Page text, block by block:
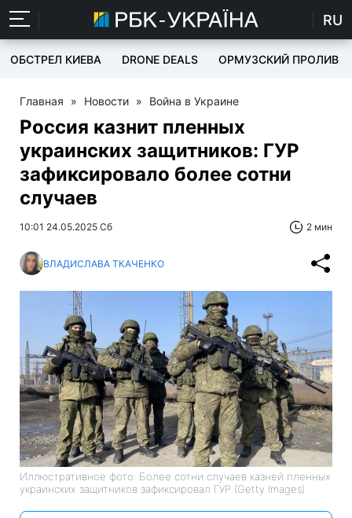
RU
ОБСТРЕЛ КИЕВА DRONE DEALS ОРМУЗСКИЙ ПРОЛИВ
Главная » Новости » Война в Украине
Россия казнит пленных
украинских защитников: ГУР
зафиксировало более сотни
случаев
10:01 24.05.2025 Сб 2 мин
ВЛАДИСЛАВА ТКАЧЕНКО
Иллюстративное фото: Более сотни случаев казней пленных
украинских защитников зафиксировал ГУР (Getty Images)